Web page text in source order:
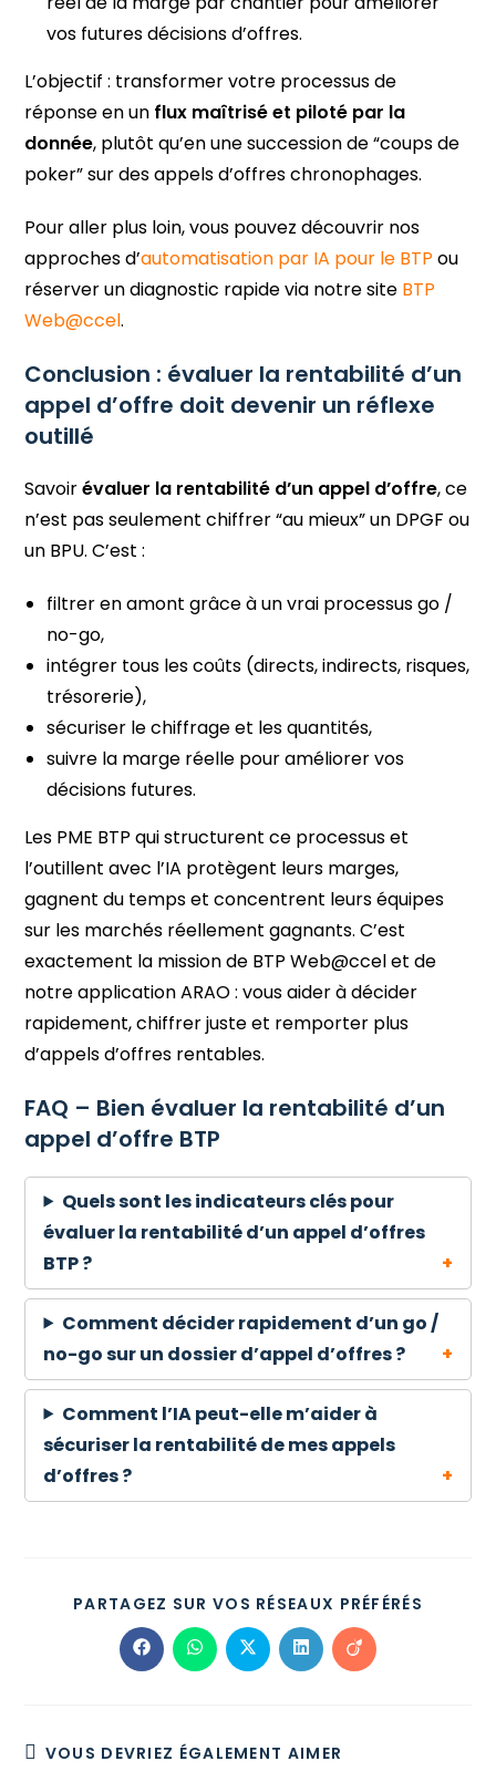
vos futures décisions d’offres.
L’objectif : transformer votre processus de
réponse en un flux maîtrisé et piloté par la
donnée, plutôt qu’en une succession de “coups de
poker” sur des appels d’offres chronophages.
Pour aller plus loin, vous pouvez découvrir nos
approches d’automatisation par IA pour le BTP ou
réserver un diagnostic rapide via notre site BTP
Web@ccel.
Conclusion : évaluer la rentabilité d’un
appel d’offre doit devenir un réflexe
outillé
Savoirévaluer la rentabilité d’un appel d’offre, ce
n’est pas seulement chiffrer “au mieux” un DPGF ou
un BPU. C’est :
filtrer en amont grâce à un vrai processus go /
no-go,
intégrer tous les coûts (directs, indirects, risques,
trésorerie),
sécuriser le chiffrage et les quantités,
suivre la marge réelle pour améliorer vos
décisions futures.
Les PME BTP qui structurent ce processus et
l’outillent avec l’IA protègent leurs marges,
gagnent du temps et concentrent leurs équipes
sur les marchés réellement gagnants. C’est
exactement la mission de BTP Web@ccel et de
notre application ARAO : vous aider à décider
rapidement, chiffrer juste et remporter plus
d’appels d’offres rentables.
FAQ – Bien évaluer la rentabilité d’un
appel d’offre BTP
Quels sont les indicateurs clés pour
évaluer la rentabilité d’un appel d’offres
BTP ?
Comment décider rapidement d’un go /
no-go sur un dossier d’appel d’offres ?
Comment l’IA peut-elle m’aider à
sécuriser la rentabilité de mes appels
d’offres ?
PARTAGEZ SUR VOS RÉSEAUX PRÉFÉRÉS
VOUS DEVRIEZ ÉGALEMENT AIMER